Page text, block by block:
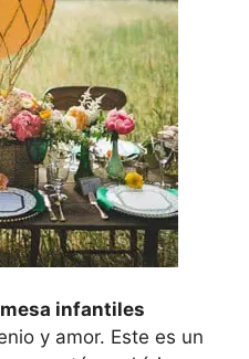
infantiles
y amor. Este es un